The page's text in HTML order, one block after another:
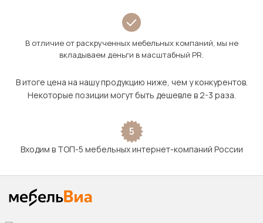
В отличие от раскрученных мебельных компаний, мы не
вкладываем деньги в масштабный PR.
В итоге цена на нашу продукцию ниже, чем у конкурентов.
Некоторые позиции могут быть дешевле в 2-3 раза.
5
Входим в ТОП-5 мебельных интернет-компаний России